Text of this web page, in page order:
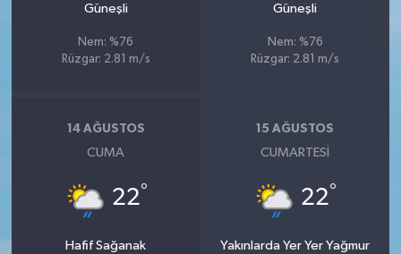
Güneşli
Nem: %76
Rüzgar: 2.81 m/s
Güneşli
Nem: %76
Rüzgar: 2.81 m/s
14 AĞUSTOS
CUMA
22°
Hafif Sağanak
15 AĞUSTOS
CUMARTESI
22°
Yakınlarda Yer Yer Yağmur